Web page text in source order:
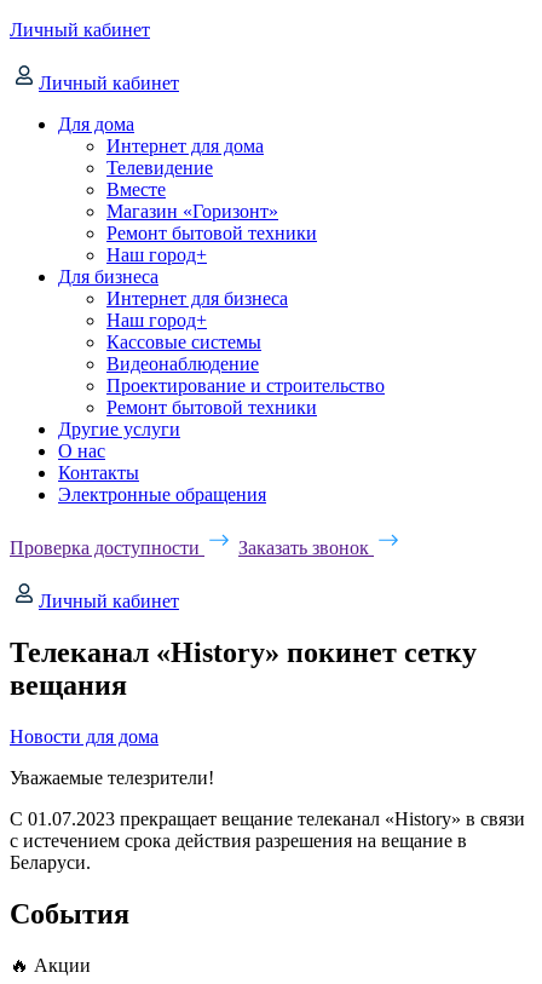
Личный кабинет
Личный кабинет
Для дома
Интернет для дома
Телевидение
Вместе
Магазин «Горизонт»
Ремонт бытовой техники
Наш город+
Для бизнеса
Интернет для бизнеса
Наш город+
Кассовые системы
Видеонаблюдение
Проектирование и строительство
Ремонт бытовой техники
Другие услуги
О нас
Контакты
Электронные обращения
Проверка доступности Заказать звонок
Личный кабинет
Телеканал «History» покинет сетку
вещания
Новости для дома
Уважаемые телезрители!
С 01.07.2023 прекращает вещание телеканал «History» в связи
с истечением срока действия разрешения на вещание в
Беларуси.
События
🔥 Акции